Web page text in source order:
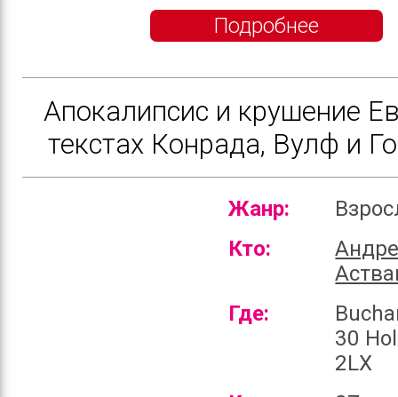
Подробнее
Апокалипсис и крушение
текстах Конрада, Вулф и
Жанр:
Кто:
Где:
30
2LX